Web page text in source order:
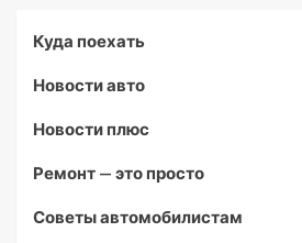
Куда поехать
Новости авто
Новости плюс
Ремонт — это просто
Советы автомобилистам